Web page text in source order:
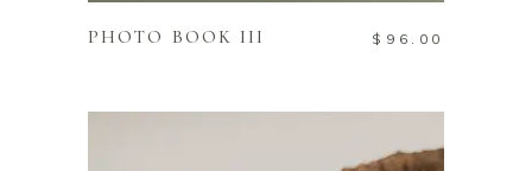
PHOTO BOOK III $ 96.00